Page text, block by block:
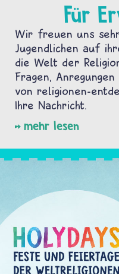
Für
Wir freuen uns
Jugendlichen auf
die Welt der
Fragen,
von religionen-
Ihre Nachricht.
mehr lesen